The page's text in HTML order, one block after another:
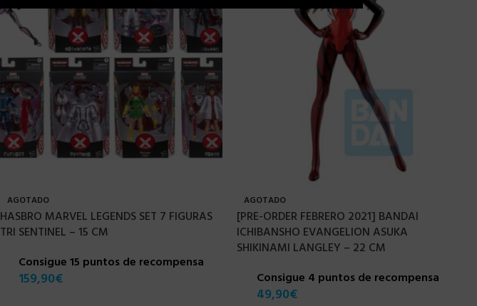
AGOTADO
HASBRO MARVEL LEGENDS SET 7 FIGURAS
TRI SENTINEL – 15 CM
Consigue 15 puntos de recompensa
159,90€
AGOTADO
[PRE-ORDER FEBRERO 2021] BANDAI
ICHIBANSHO EVANGELION ASUKA
SHIKINAMI LANGLEY – 22 CM
Consigue 4 puntos de recompensa
49,90€